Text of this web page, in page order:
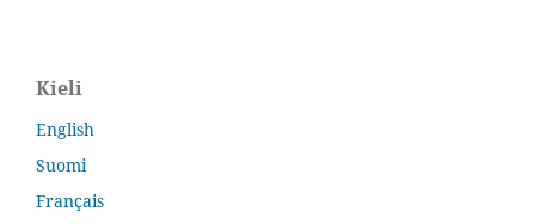
Kieli
English
Suomi
Français